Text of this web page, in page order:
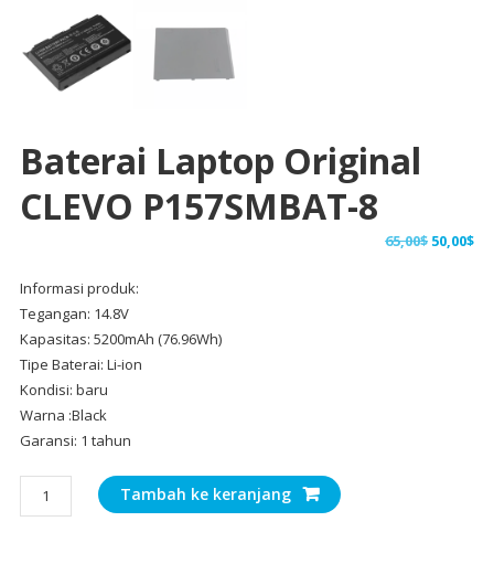
Baterai Laptop Original
CLEVO P157SMBAT-8
65,00$ Harga
50,00$
Informasi produk:
Tegangan: 14.8V
Kapasitas: 5200mAh (76.96Wh)
Tipe Baterai: Li-ion
Kondisi: baru
Warna :Black
Garansi: 1 tahun
Kuantitas
Baterai
Tambah ke keranjang